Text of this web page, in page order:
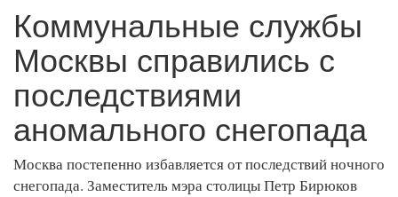
Коммунальные службы
Москвы справились с
последствиями
аномального снегопада
Москва постепенно избавляется от последствий ночного
снегопада. Заместитель мэра столицы Петр Бирюков